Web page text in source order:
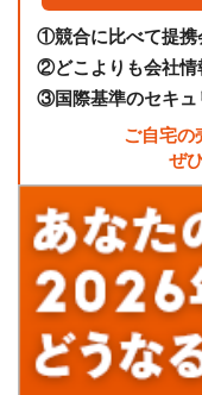
①競合に比べて提
②どこよりも会社
③国際基準のセキ
ご自宅の
ぜ